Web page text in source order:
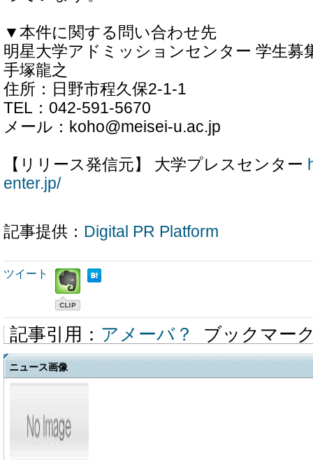
▼本件に関する問い合わせ先
明星大学アドミッションセンター 学生募
手塚龍之
住所：日野市程久保2-1-1
TEL：042-591-5670
メール：koho@meisei-u.ac.jp
【リリース発信元】 大学プレスセンター
enter.jp/
記事提供： Digital PR Platform
ツイート
記事引用： アメーバ？ ブックマー
ニュース画像